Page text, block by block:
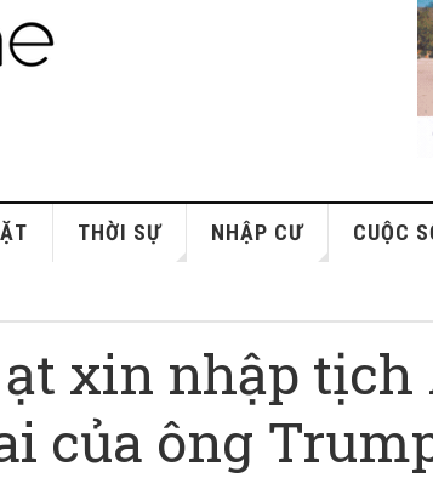
THỜI SỰ NHẬP CƯ CUỘC
xin nhập
của ông